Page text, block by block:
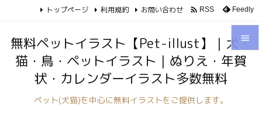


トップページ 利用規約 お問い合わせ  RSS Feedly
無料ペットイラスト【Pet-illust】｜犬・
猫・鳥・ペットイラスト｜ぬりえ・年賀
状・カレンダーイラスト多数無料
ペット(犬猫)を中心に無料イラストをご提供します。